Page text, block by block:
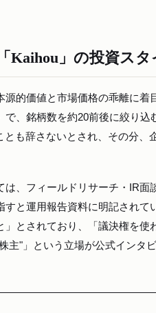
Kaihou」の投資スタ
源的価値と市場価格の乖離に
で、銘柄数を約20前後に絞り
とも辞さないとされ、その分
は、フィールドリサーチ・IR
すと運用報告資料に明記され
」とされており、「議決権を
主"」という立場が公式インタ